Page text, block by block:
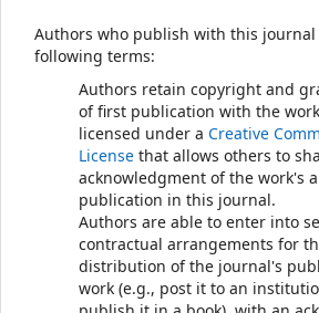
Authors who publish with this
following terms:
Authors retain copyright and
of first publication with the
licensed under a Creative
License that allows others to
acknowledgment of the work's
publication in this journal.
Authors are able to enter into
contractual arrangements for
distribution of the journal's
work (e.g., post it to an